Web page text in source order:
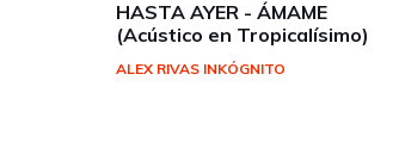
HASTA AYER - ÁMAME
(Acústico en Tropicalísimo)
ALEX RIVAS INKÓGNITO